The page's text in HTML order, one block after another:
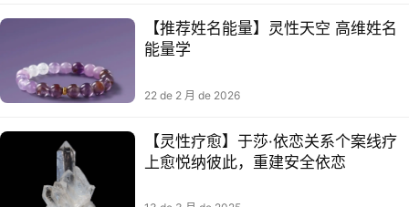
联系我们
【推荐姓名能量】灵性天空 高维姓名
能量学
22 de 2 月 de 2026
【灵‮疗性‬愈】于莎·依恋关‮个系‬案线‮疗
上‬愈悦‮彼纳‬此，重‮安建‬全依恋